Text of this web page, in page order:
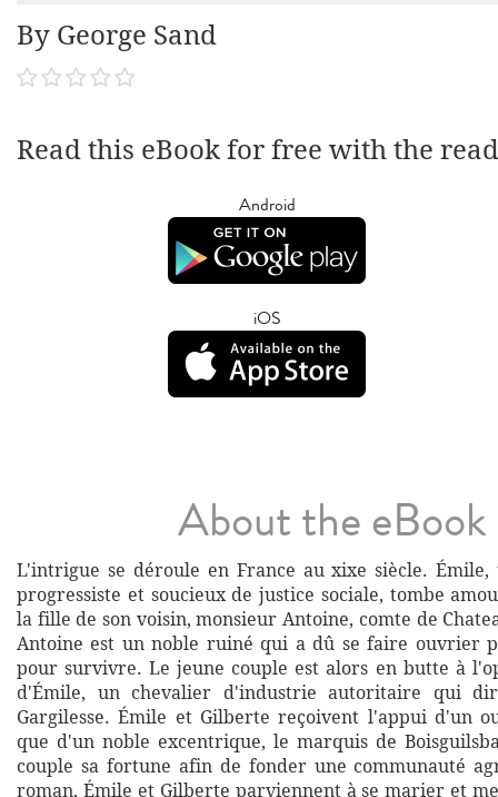
By George Sand
Read this eBook for free with the
Android
iOS
About the eBook
L'intrigue se déroule en France au xixe siècle. Émile,
progressiste et soucieux de justice sociale, tombe
la fille de son voisin, monsieur Antoine, comte de
Antoine est un noble ruiné qui a dû se faire ouvrier
pour survivre. Le jeune couple est alors en butte à
d'Émile, un chevalier d'industrie autoritaire qui
Gargilesse. Émile et Gilberte reçoivent l'appui d'un
que d'un noble excentrique, le marquis de
couple sa fortune afin de fonder une communauté
roman, Émile et Gilberte parviennent à se marier et